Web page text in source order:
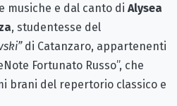
musiche e dal canto di Alysea
, studentesse del
di Catanzaro, appartenenti
Fortunato Russo”, che
brani del repertorio classico e